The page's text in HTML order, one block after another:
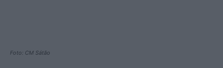
Foto: CM Sátão